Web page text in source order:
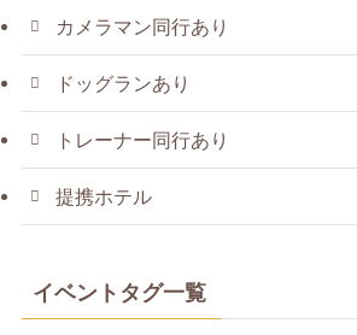
カメラマン同行あり
ドッグランあり
トレーナー同行あり
提携ホテル
イベントタグ一覧